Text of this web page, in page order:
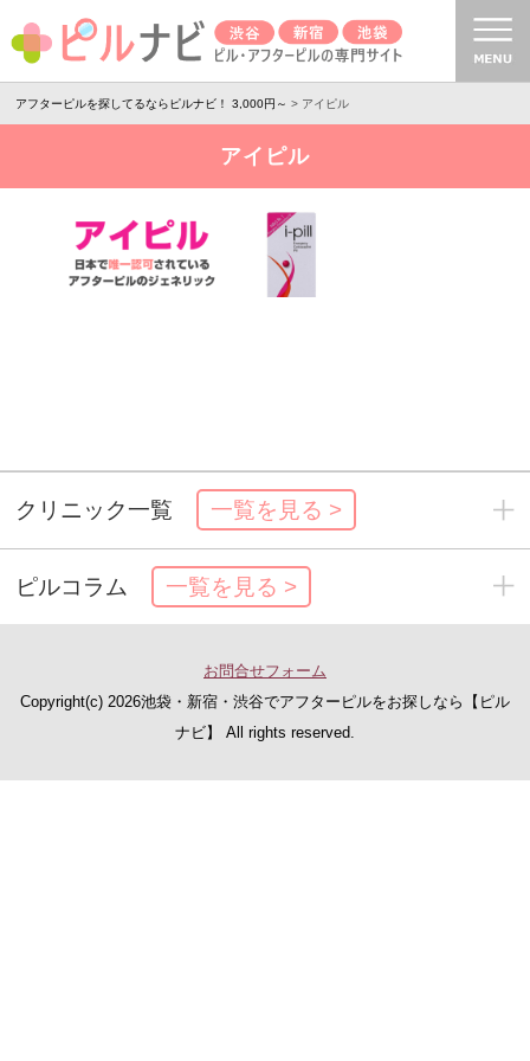
アフターピルを探してるならピルナビ！ 3,000円～ > アイピル
アイピル
クリニック一覧 一覧を見る >
ピルコラム 一覧を見る >
お問合せフォーム
Copyright(c) 2026池袋・新宿・渋谷でアフターピルをお探しなら【ピル
ナビ】 All rights reserved.